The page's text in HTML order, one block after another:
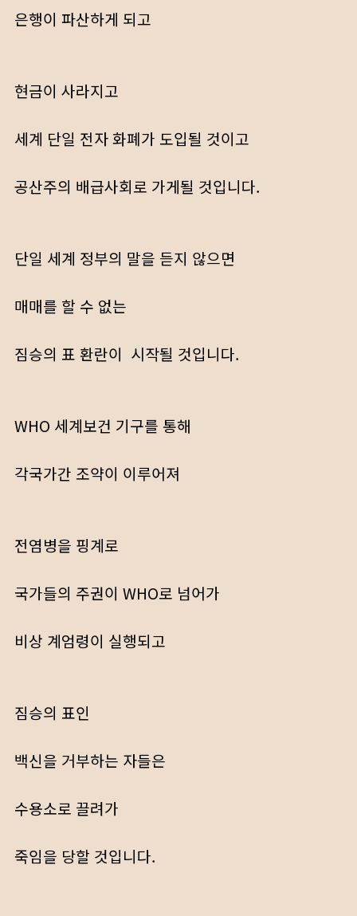
은행이 파산하게 되고
현금이 사라지고
세계 단일 전자 화폐가 도입될 것이고
공산주의 배급사회로 가게될 것입니다.
단일 세계 정부의 말을 듣지 않으면
매매를 할 수 없는
짐승의 표 환란이 시작될 것입니다.
WHO 세계보건 기구를 통해
각국가간 조약이 이루어져
전염병을 핑계로
국가들의 주권이 WHO로 넘어가
비상 계엄령이 실행되고
짐승의 표인
백신을 거부하는 자들은
수용소로 끌려가
죽임을 당할 것입니다.